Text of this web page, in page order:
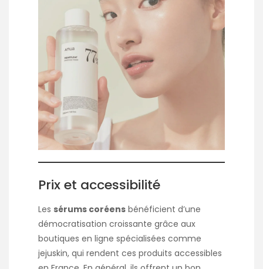
Prix et accessibilité
Les sérums coréens bénéficient d’une
démocratisation croissante grâce aux
boutiques en ligne spécialisées comme
jejuskin, qui rendent ces produits accessibles